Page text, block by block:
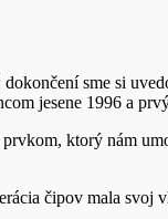
sme si
jesene 1996 a
ktorý nám
čipov mala